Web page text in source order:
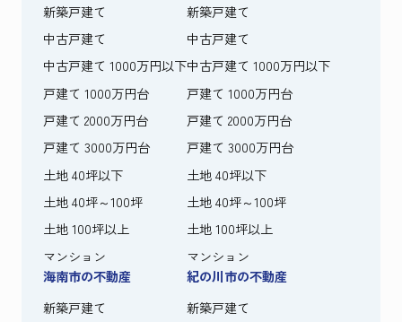
新築戸建て
中古戸建て
中古戸建て 1000万円以下
戸建て 1000万円台
戸建て 2000万円台
戸建て 3000万円台
土地 40坪以下
土地 40坪～100坪
土地 100坪以上
マンション
新築戸建て
中古戸建て
中古戸建て 1000万円以下
戸建て 1000万円台
戸建て 2000万円台
戸建て 3000万円台
土地 40坪以下
土地 40坪～100坪
土地 100坪以上
マンション
海南市の不動産
新築戸建て
紀の川市の不動産
新築戸建て